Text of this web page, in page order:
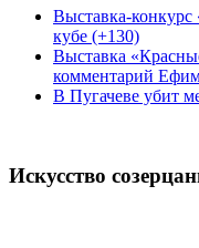
Выставка-конкурс
кубе (+130)
Выставка
комментарий
В Пугачеве убит
Искусство